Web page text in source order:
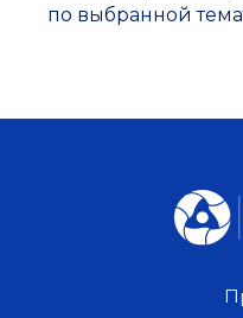
по выбранной